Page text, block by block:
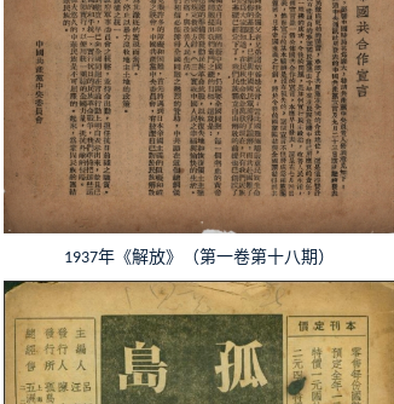
1937年《解放》（第一卷第十八期）